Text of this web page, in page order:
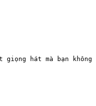
giọng hát mà bạn